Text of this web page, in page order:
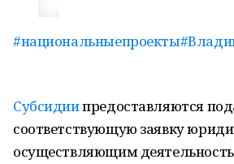
#национальныепроекты
Субсидиипредоставляются
соответствующую заявку
осуществляющим деятельность